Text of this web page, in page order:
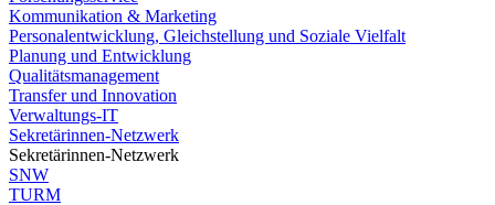
Kommunikation & Marketing
Personalentwicklung, Gleichstellung und Soziale Vielfalt
Planung und Entwicklung
Qualitätsmanagement
Transfer und Innovation
Verwaltungs-IT
Sekretärinnen-Netzwerk
Sekretärinnen-Netzwerk
SNW
TURM